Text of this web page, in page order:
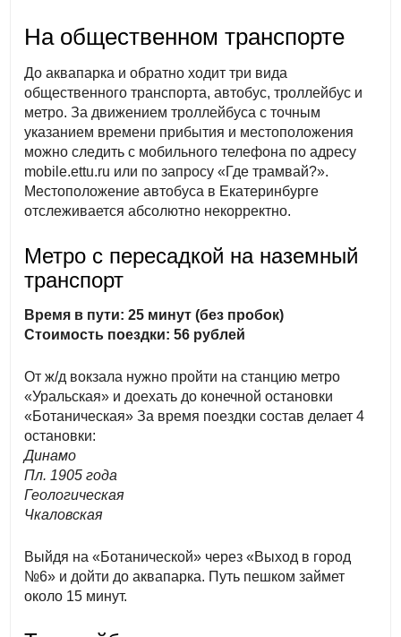
На общественном транспорте
До аквапарка и обратно ходит три вида
общественного транспорта, автобус, троллейбус и
метро. За движением троллейбуса с точным
указанием времени прибытия и местоположения
можно следить с мобильного телефона по адресу
mobile.ettu.ru или по запросу «Где трамвай?».
Местоположение автобуса в Екатеринбурге
отслеживается абсолютно некорректно.
Метро с пересадкой на наземный
транспорт
Время в пути: 25 минут (без пробок)
Стоимость поездки: 56 рублей
От ж/д вокзала нужно пройти на станцию метро
«Уральская» и доехать до конечной остановки
«Ботаническая» За время поездки состав делает 4
остановки:
Динамо
Пл. 1905 года
Геологическая
Чкаловская
Выйдя на «Ботанической» через «Выход в город
№6» и дойти до аквапарка. Путь пешком займет
около 15 минут.